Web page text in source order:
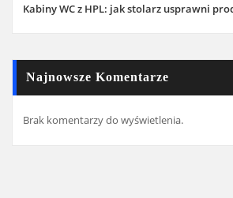
Kabiny WC z HPL: jak stolarz usprawni
Najnowsze Komentarze
Brak komentarzy do wyświetlenia.